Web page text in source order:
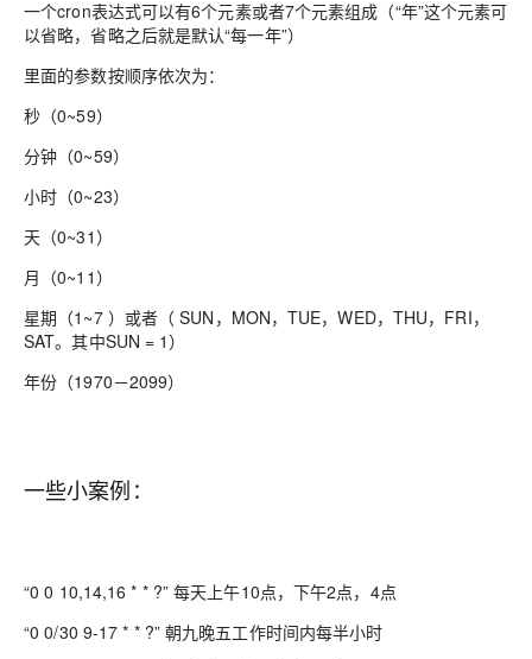
一个cron表达式可以有6个元素或者7个元素组成（“年”这个元素可
以省略，省略之后就是默认“每一年”）
里面的参数按顺序依次为：
秒（0~59）
分钟（0~59）
小时（0~23）
天（0~31）
月（0~11）
星期（1~7 ）或者（ SUN，MON，TUE，WED，THU，FRI，
SAT。其中SUN = 1）
年份（1970－2099）
一些小案例：
“0 0 10,14,16 * * ?” 每天上午10点，下午2点，4点
“0 0/30 9-17 * * ?” 朝九晚五工作时间内每半小时